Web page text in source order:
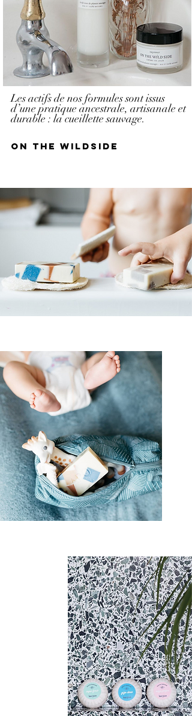
Les actifs de nos formules sont issus
d’une pratique ancestrale, artisanale et
durable : la cueillette sauvage.
on the wildside